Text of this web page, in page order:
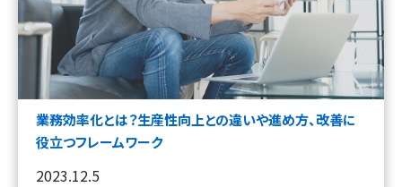
業務効率化とは？生産性向上との違いや進め方、改善に
役立つフレームワーク
2023.12.5